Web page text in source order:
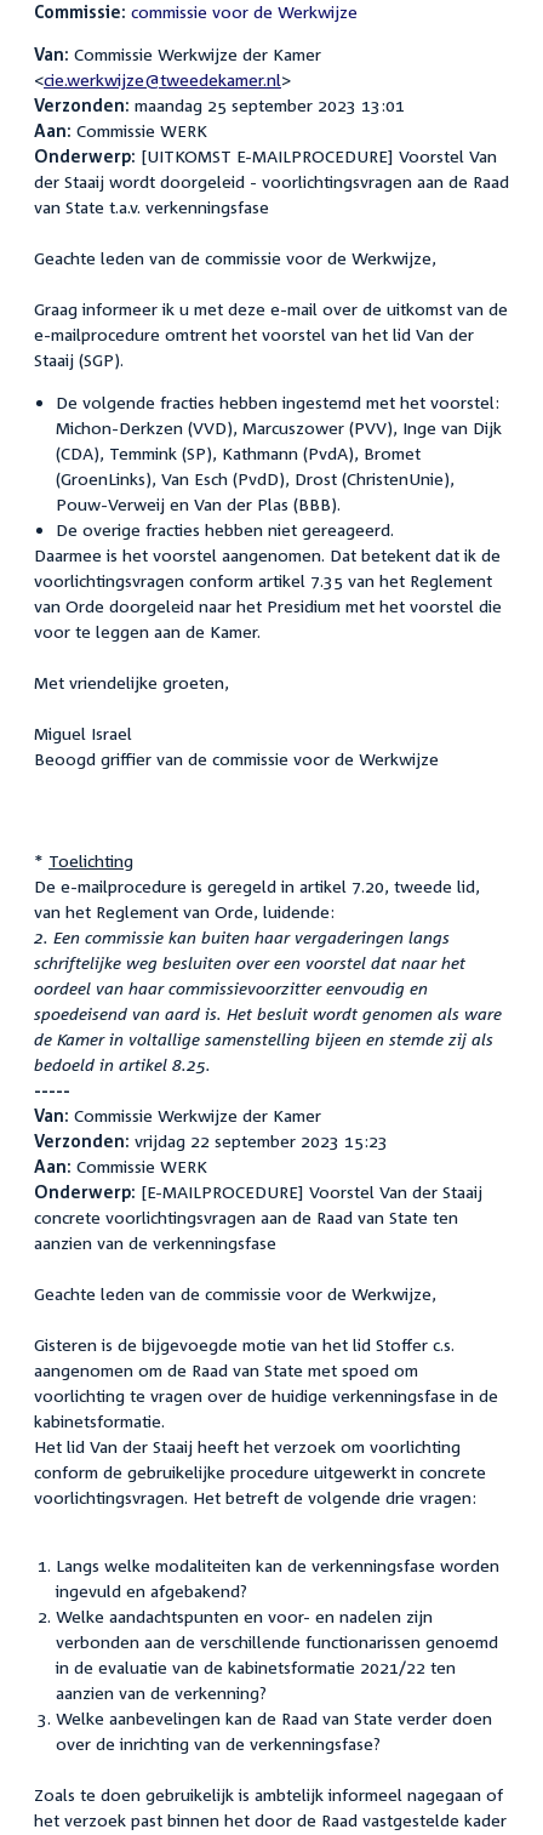
Commissie: commissie voor de Werkwijze
Van: Commissie Werkwijze der Kamer
<cie.werkwijze@tweedekamer.nl>
Verzonden: maandag 25 september 2023 13:01
Aan: Commissie WERK
Onderwerp: [UITKOMST E-MAILPROCEDURE] Voorstel Van
der Staaij wordt doorgeleid - voorlichtingsvragen aan de Raad
van State t.a.v. verkenningsfase
Geachte leden van de commissie voor de Werkwijze,
Graag informeer ik u met deze e-mail over de uitkomst van de
e-mailprocedure omtrent het voorstel van het lid Van der
Staaij (SGP).
De volgende fracties hebben ingestemd met het voorstel:
Michon-Derkzen (VVD), Marcuszower (PVV), Inge van Dijk
(CDA), Temmink (SP), Kathmann (PvdA), Bromet
(GroenLinks), Van Esch (PvdD), Drost (ChristenUnie),
Pouw-Verweij en Van der Plas (BBB).
De overige fracties hebben niet gereageerd.
Daarmee is het voorstel aangenomen. Dat betekent dat ik de
voorlichtingsvragen conform artikel 7.35 van het Reglement
van Orde doorgeleid naar het Presidium met het voorstel die
voor te leggen aan de Kamer.
Met vriendelijke groeten,
Miguel Israel
Beoogd griffier van de commissie voor de Werkwijze
* Toelichting
De e-mailprocedure is geregeld in artikel 7.20, tweede lid,
van het Reglement van Orde, luidende:
2. Een commissie kan buiten haar vergaderingen langs
schriftelijke weg besluiten over een voorstel dat naar het
oordeel van haar commissievoorzitter eenvoudig en
spoedeisend van aard is. Het besluit wordt genomen als ware
de Kamer in voltallige samenstelling bijeen en stemde zij als
bedoeld in artikel 8.25.
-----
Van: Commissie Werkwijze der Kamer
Verzonden: vrijdag 22 september 2023 15:23
Aan: Commissie WERK
Onderwerp: [E-MAILPROCEDURE] Voorstel Van der Staaij
concrete voorlichtingsvragen aan de Raad van State ten
aanzien van de verkenningsfase
Geachte leden van de commissie voor de Werkwijze,
Gisteren is de bijgevoegde motie van het lid Stoffer c.s.
aangenomen om de Raad van State met spoed om
voorlichting te vragen over de huidige verkenningsfase in de
kabinetsformatie.
Het lid Van der Staaij heeft het verzoek om voorlichting
conform de gebruikelijke procedure uitgewerkt in concrete
voorlichtingsvragen. Het betreft de volgende drie vragen:
Langs welke modaliteiten kan de verkenningsfase worden
ingevuld en afgebakend?
Welke aandachtspunten en voor- en nadelen zijn
verbonden aan de verschillende functionarissen genoemd
in de evaluatie van de kabinetsformatie 2021/22 ten
aanzien van de verkenning?
Welke aanbevelingen kan de Raad van State verder doen
over de inrichting van de verkenningsfase?
Zoals te doen gebruikelijk is ambtelijk informeel nagegaan of
het verzoek past binnen het door de Raad vastgestelde kader